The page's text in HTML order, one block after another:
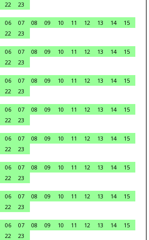
22
23
06 07 08 09 10 11 12 13 14
15
22
23
06 07 08 09 10 11 12 13 14
15
22
23
06 07 08 09 10 11 12 13 14
15
22
23
06 07 08 09 10 11 12 13 14
15
22
23
06 07 08 09 10 11 12 13 14
15
22
23
06 07 08 09 10 11 12 13 14
15
22
23
06 07 08 09 10 11 12 13 14
15
22
23
06 07 08 09 10 11 12 13 14
15
22
23